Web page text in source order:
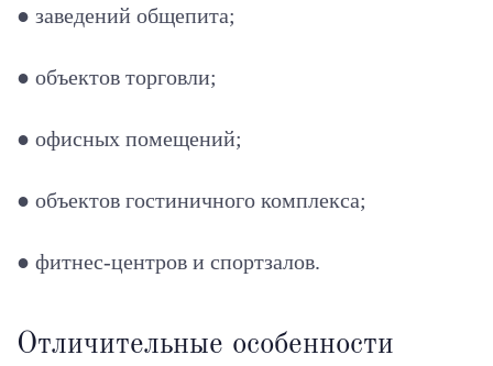
● заведений общепита;
● объектов торговли;
● офисных помещений;
● объектов гостиничного комплекса;
● фитнес-центров и спортзалов.
Отличительные особенности